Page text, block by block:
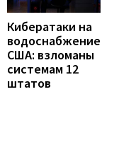
Кибератаки на
водоснабжение
США: взломаны
системам 12
штатов